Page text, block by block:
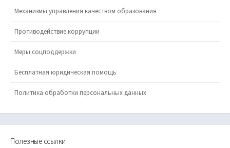
Механизмы управления качеством образования
Противодействие коррупции
Меры соцподдержки
Бесплатная юридическая помощь
Политика обработки персональных данных
Полезные ссылки